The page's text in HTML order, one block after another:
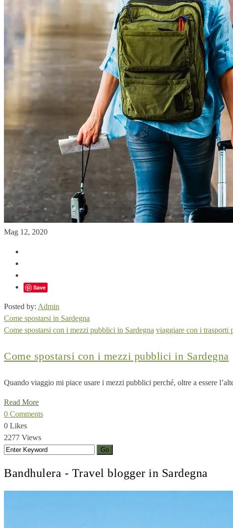
Mag 12, 2020
Save
Posted by: Admin
Come spostarsi in Sardegna
Come spostarsi con i mezzi pubblici in Sardegna viaggiare con i trasporti
Come spostarsi con i mezzi pubblici in Sardegna
Quando viaggio mi piace usare i mezzi pubblici perché, oltre a essere
Read More
0 Comments
0 Likes
2277 Views
Bandhulera - Travel blogger in Sardegna